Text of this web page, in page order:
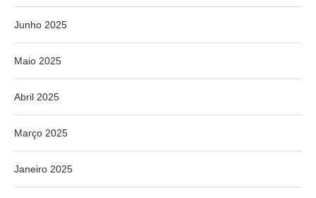
Junho 2025
Maio 2025
Abril 2025
Março 2025
Janeiro 2025